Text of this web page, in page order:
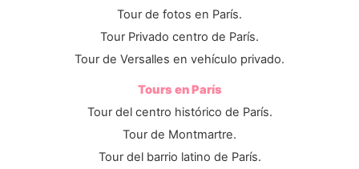
Tour de fotos en París.
Tour Privado centro de París.
Tour de Versalles en vehículo privado.
Tours en París
Tour del centro histórico de París.
Tour de Montmartre.
Tour del barrio latino de París.